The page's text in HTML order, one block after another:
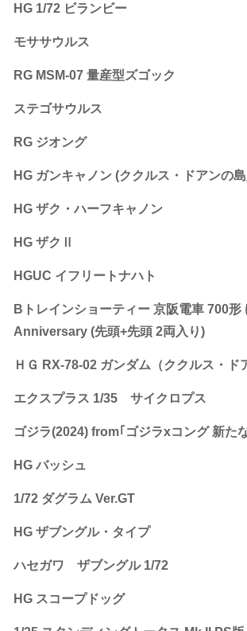
HG 1/72 ビランビー
モササウルス
RG MSM-07 量産型ズゴック
ステゴサウルス
RG ジオング
HG ガンキャノン (ククルス・ドアンの島
HG ザク・ハーフキャノン
HG ザクⅡ
HGUC イフリートナハト
Bトレインショーティー 京阪電車 700形
Anniversary (先頭+先頭 2両入り)
ＨＧ RX-78-02 ガンダム（ククルス・ド
エクスプラス 1/35 サイクロプス
ゴジラ(2024) from｢ゴジラxコング 新た
HG バッシュ
1/72 ダグラム Ver.GT
HG ザブングル・タイプ
ハセガワ ザブングル 1/72
HG スコープドッグ